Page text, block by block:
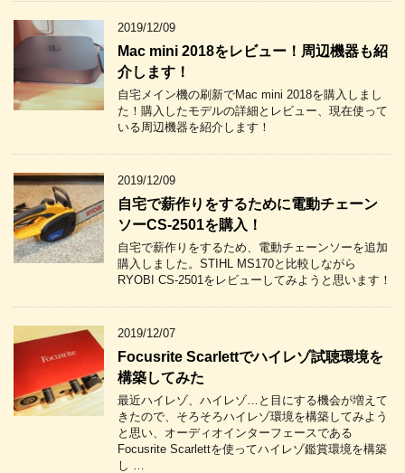
2019/12/09
Mac mini 2018をレビュー！周辺機器も紹
介します！
自宅メイン機の刷新でMac mini 2018を購入しまし
た！購入したモデルの詳細とレビュー、現在使って
いる周辺機器を紹介します！
2019/12/09
自宅で薪作りをするために電動チェーン
ソーCS-2501を購入！
自宅で薪作りをするため、電動チェーンソーを追加
購入しました。STIHL MS170と比較しながら
RYOBI CS-2501をレビューしてみようと思います！
2019/12/07
Focusrite Scarlettでハイレゾ試聴環境を
構築してみた
最近ハイレゾ、ハイレゾ…と目にする機会が増えて
きたので、そろそろハイレゾ環境を構築してみよう
と思い、オーディオインターフェースである
Focusrite Scarlettを使ってハイレゾ鑑賞環境を構築
し …